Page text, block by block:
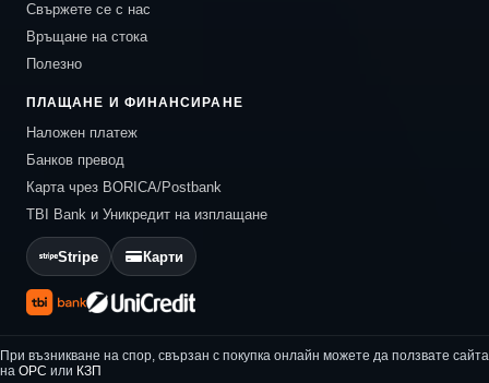
Свържете се с нас
Връщане на стока
Полезно
ПЛАЩАНЕ И ФИНАНСИРАНЕ
Наложен платеж
Банков превод
Карта чрез BORICA/Postbank
TBI Bank и Уникредит на изплащане
Stripe Карти
При възникване на спор, свързан с покупка онлайн можете да ползвате сайта
на ОРС или КЗП